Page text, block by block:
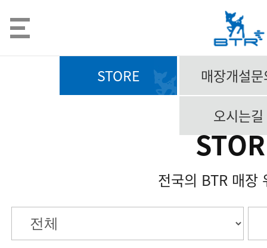
STORE
매장개설
오시는길
전국의 BTR 매장